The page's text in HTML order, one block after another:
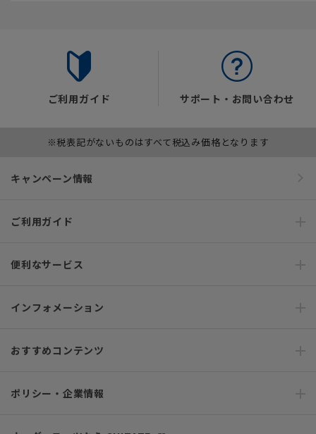
ご利用ガイド サポート・お問い合わせ
※税表記がないものはすべて税込み価格となります
キャンペーン情報
ご利用ガイド
便利なサービス
インフォメーション
おすすめコンテンツ
ポリシー・企業情報